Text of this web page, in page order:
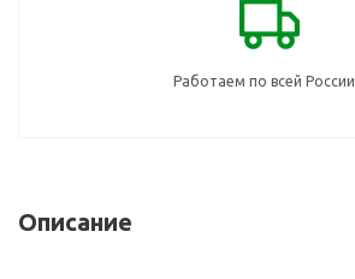
Работаем по всей России
Описание